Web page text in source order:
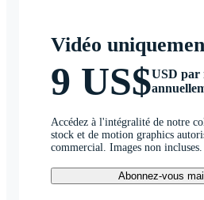
Vidéo
9 US$USD par
Accédez à l'intégralité de notre
stock et de motion graphics
commercial. Images non incluses.
Abonnez-vous